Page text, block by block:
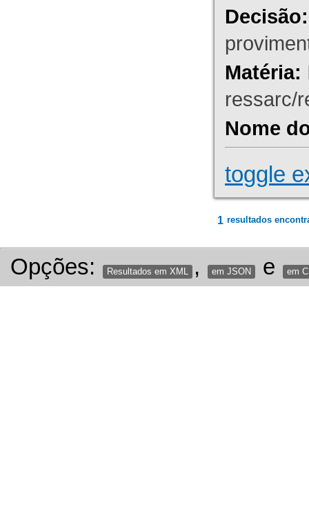
Decisão:
Matéria:
ressarc/
Nome
toggle
1 resultados
Opções: Resultados em XML , em JSON e em